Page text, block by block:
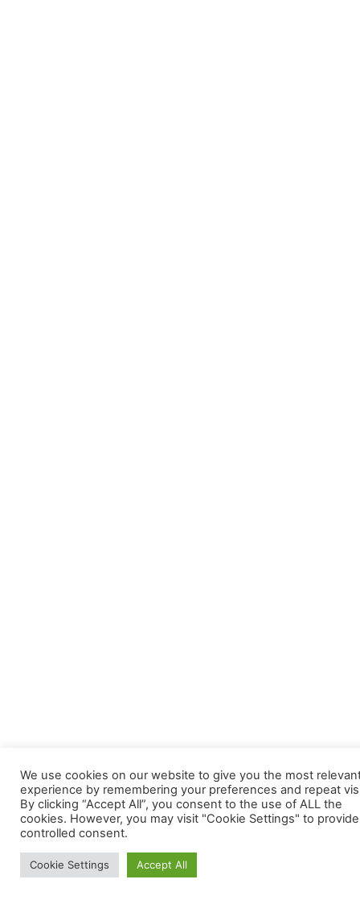
We use cookies on our website to give you the most
experience by remembering your preferences and repeat
By clicking “Accept All”, you consent to the use of ALL the
cookies. However, you may visit "Cookie Settings" to
controlled consent.
Cookie Settings Accept All